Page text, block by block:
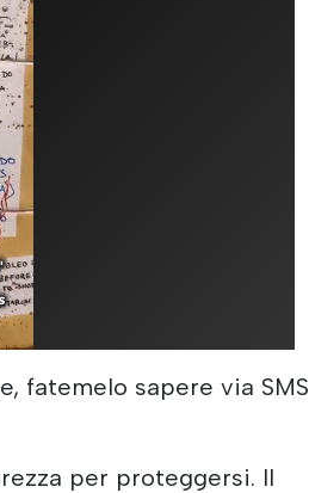
fatemelo sapere via SMS
per proteggersi. Il